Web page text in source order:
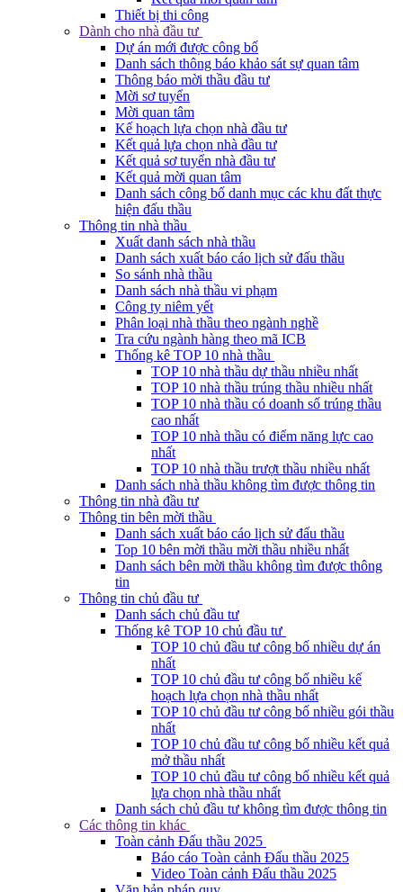
Thiết bị thi công
Dành cho nhà đầu tư
Dự án mới được công bố
Danh sách thông báo khảo sát sự quan tâm
Thông báo mời thầu đầu tư
Mời sơ tuyển
Mời quan tâm
Kế hoạch lựa chọn nhà đầu tư
Kết quả lựa chọn nhà đầu tư
Kết quả sơ tuyển nhà đầu tư
Kết quả mời quan tâm
Danh sách công bố danh mục các khu đất thực
hiện đấu thầu
Thông tin nhà thầu
Xuất danh sách nhà thầu
Danh sách xuất báo cáo lịch sử đấu thầu
So sánh nhà thầu
Danh sách nhà thầu vi phạm
Công ty niêm yết
Phân loại nhà thầu theo ngành nghề
Tra cứu ngành hàng theo mã ICB
Thống kê TOP 10 nhà thầu
TOP 10 nhà thầu dự thầu nhiều nhất
TOP 10 nhà thầu trúng thầu nhiều nhất
TOP 10 nhà thầu có doanh số trúng thầu
cao nhất
TOP 10 nhà thầu có điểm năng lực cao
nhất
TOP 10 nhà thầu trượt thầu nhiều nhất
Danh sách nhà thầu không tìm được thông tin
Thông tin nhà đầu tư
Thông tin bên mời thầu
Danh sách xuất báo cáo lịch sử đấu thầu
Top 10 bên mời thầu mời thầu nhiều nhất
Danh sách bên mời thầu không tìm được thông
tin
Thông tin chủ đầu tư
Danh sách chủ đầu tư
Thống kê TOP 10 chủ đầu tư
TOP 10 chủ đầu tư công bố nhiều dự án
nhất
TOP 10 chủ đầu tư công bố nhiều kế
hoạch lựa chọn nhà thầu nhất
TOP 10 chủ đầu tư công bố nhiều gói thầu
nhất
TOP 10 chủ đầu tư công bố nhiều kết quả
mở thầu nhất
TOP 10 chủ đầu tư công bố nhiều kết quả
lựa chọn nhà thầu nhất
Danh sách chủ đầu tư không tìm được thông tin
Các thông tin khác
Toàn cảnh Đấu thầu 2025
Báo cáo Toàn cảnh Đấu thầu 2025
Video Toàn cảnh Đấu thầu 2025